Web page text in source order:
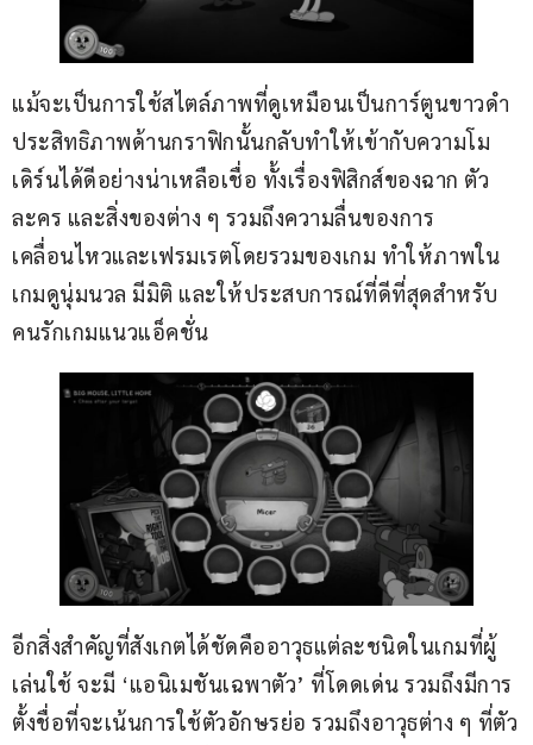
แม้จะเป็นการใช้สไตล์ภาพที่ดูเหมือนเป็นการ์ตูนขาวดำ
ประสิทธิภาพด้านกราฟิกนั้นกลับทำให้เข้ากับความโม
เดิร์นได้ดีอย่างน่าเหลือเชื่อ ทั้งเรื่องฟิสิกส์ของฉาก ตัว
ละคร และสิ่งของต่าง ๆ รวมถึงความลื่นของการ
เคลื่อนไหวและเฟรมเรตโดยรวมของเกม ทำให้ภาพใน
เกมดูนุ่มนวล มีมิติ และให้ประสบการณ์ที่ดีที่สุดสำหรับ
คนรักเกมแนวแอ็คชั่น
อีกสิ่งสำคัญที่สังเกตได้ชัดคืออาวุธแต่ละชนิดในเกมที่ผู้
เล่นใช้ จะมี ‘แอนิเมชันเฉพาตัว’ ที่โดดเด่น รวมถึงมีการ
ตั้งชื่อที่จะเน้นการใช้ตัวอักษรย่อ รวมถึงอาวุธต่าง ๆ ที่ตัว